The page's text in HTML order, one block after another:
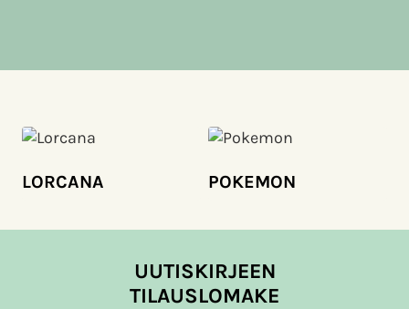
LORCANA POKEMON
UUTISKIRJEEN
TILAUSLOMAKE